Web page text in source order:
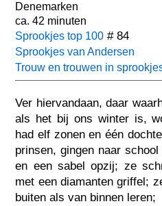
Denemarken
ca. 42 minuten
Sprookjes top 100 # 84
Sprookjes van Andersen
Trouw en trouwen in
Ver hiervandaan, daar
als het bij ons winter is,
had elf zonen en één
prinsen, gingen naar
en een sabel opzij; ze
met een diamanten griffel;
buiten als van binnen leren;